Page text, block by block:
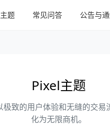
题 常见问答 公告与
Pixel主题
极致的用户体验和无缝的交
化为无限商机。